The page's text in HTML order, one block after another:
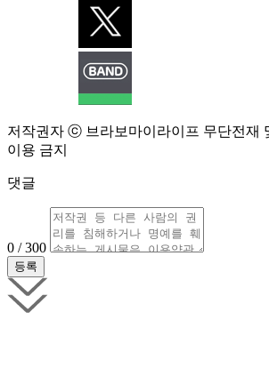
저작권자 ⓒ 브라보마이라이프 무단전재
이용 금지
댓글
0 / 300